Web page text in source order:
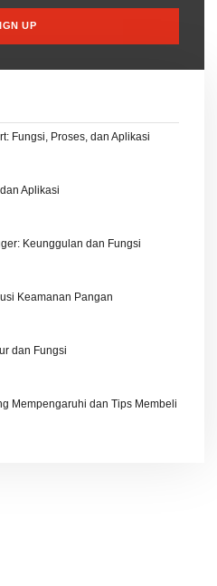
UP
Fungsi, Proses, dan Aplikasi
Aplikasi
Keunggulan dan Fungsi
Keamanan Pangan
dan Fungsi
Mempengaruhi dan Tips Membeli